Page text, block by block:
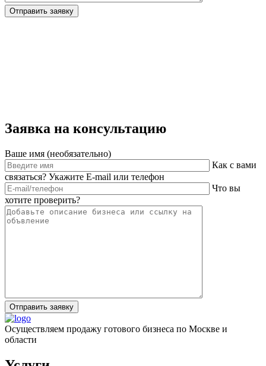
Отправить заявку
Заявка на консультацию
Ваше имя (необязательно)
Как с вами
связаться? Укажите E-mail или телефон
Что вы
хотите проверить?
Отправить заявку
Осуществляем продажу готового бизнеса по Москве и
области